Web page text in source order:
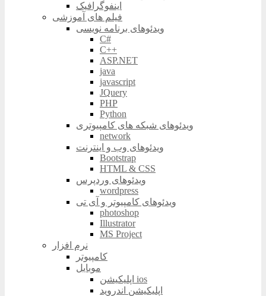
اینفوگرافیک
فیلم های آموزشی
ویدئوهای برنامه نویسی
C#
C++
ASP.NET
java
javascript
JQuery
PHP
Python
ویدئوهای شبکه های کامپیوتری
network
ویدئوهای وب و اینترنت
Bootstrap
HTML & CSS
ویدئوهای وردپرس
wordpress
ویدئوهای کامپیوتر و آی تی
photoshop
Illustrator
MS Project
نرم افزار
کامپیوتر
موبایل
اپلیکیشن ios
اپلیکیشن اندروید